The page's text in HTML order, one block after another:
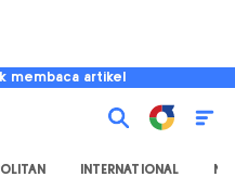
membaca artikel
INTERNATIONAL